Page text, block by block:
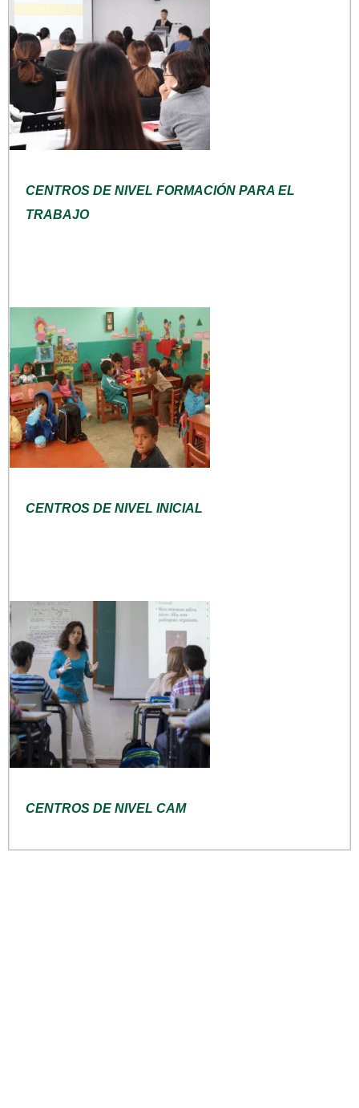
CENTROS DE NIVEL FORMACIÓN PARA EL
TRABAJO
CENTROS DE NIVEL INICIAL
CENTROS DE NIVEL CAM